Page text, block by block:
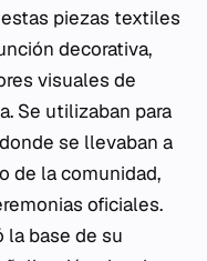
piezas textiles
decorativa,
visuales de
Se utilizaban para
se llevaban a
de la comunidad,
oficiales.
base de su